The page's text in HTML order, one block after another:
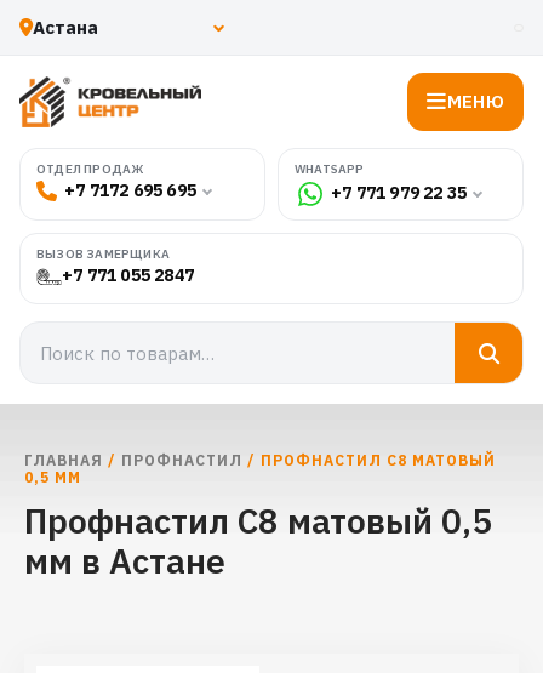
МЕНЮ
ОТДЕЛ ПРОДАЖ
+7 7172 695 695
WHATSAPP
+7 771 979 22 35
ВЫЗОВ ЗАМЕРЩИКА
+7 771 055 2847
ГЛАВНАЯ / ПРОФНАСТИЛ / ПРОФНАСТИЛ С8 МАТОВЫЙ
0,5 ММ
Профнастил С8 матовый 0,5
мм в Астане